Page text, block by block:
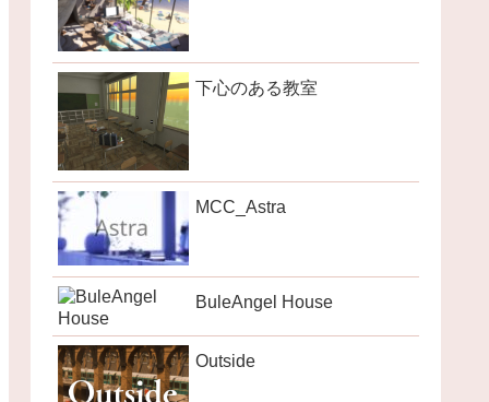
下心のある教室
MCC_Astra
BuleAngel House
Outside